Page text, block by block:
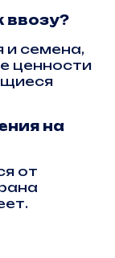
ввозу?
и семена,
ценности
на
от